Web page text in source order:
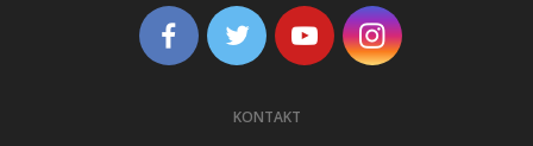
KONTAKT